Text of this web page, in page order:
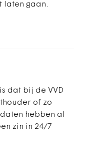
laten gaan.
dat bij de VVD
of zo
hebben al
zin in 24/7